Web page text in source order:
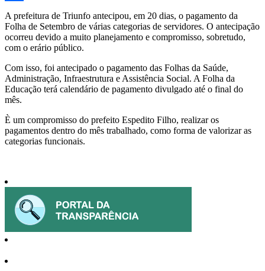
Share
A prefeitura de Triunfo antecipou, em 20 dias, o pagamento da
Folha de Setembro de várias categorias de servidores. O antecipação
ocorreu devido a muito planejamento e compromisso, sobretudo,
com o erário público.
Com isso, foi antecipado o pagamento das Folhas da Saúde,
Administração, Infraestrutura e Assistência Social. A Folha da
Educação terá calendário de pagamento divulgado até o final do
mês.
È um compromisso do prefeito Espedito Filho, realizar os
pagamentos dentro do mês trabalhado, como forma de valorizar as
categorias funcionais.